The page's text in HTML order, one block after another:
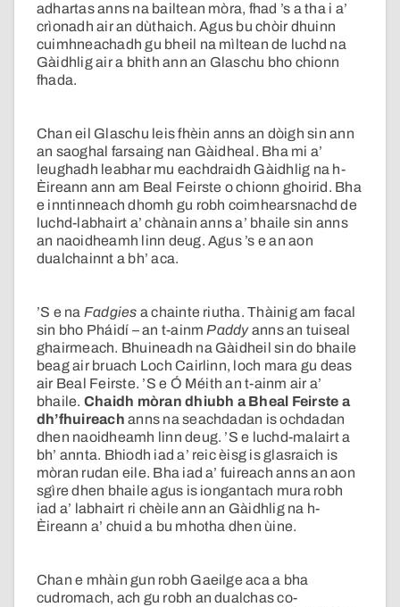
adhartas anns na bailtean mòra, fhad ’s a tha i a’
crìonadh air an dùthaich. Agus bu chòir dhuinn
cuimhneachadh gu bheil na mìltean de luchd na
Gàidhlig air a bhith ann an Glaschu bho chionn
fhada.
Chan eil Glaschu leis fhèin anns an dòigh sin ann
an saoghal farsaing nan Gàidheal. Bha mi a’
leughadh leabhar mu eachdraidh Gàidhlig na h-
Èireann ann am Beal Feirste o chionn ghoirid. Bha
e inntinneach dhomh gu robh coimhearsnachd de
luchd-labhairt a’ chànain anns a’ bhaile sin anns
an naoidheamh linn deug. Agus ’s e an aon
dualchainnt a bh’ aca.
’S e na Fadgies a chainte riutha. Thàinig am facal
sin bho Pháidí – an t-ainmPaddyanns an tuiseal
ghairmeach. Bhuineadh na Gàidheil sin do bhaile
beag air bruach Loch Cairlinn, loch mara gu deas
air Beal Feirste. ’S e Ó Méith an t-ainm air a’
bhaile. Chaidh mòran dhiubh a Bheal Feirste a
dh’fhuireach anns na seachdadan is ochdadan
dhen naoidheamh linn deug. ’S e luchd-malairt a
bh’ annta. Bhiodh iad a’ reic èisg is glasraich is
mòran rudan eile. Bha iad a’ fuireach anns an aon
sgìre dhen bhaile agus is iongantach mura robh
iad a’ labhairt ri chèile ann an Gàidhlig na h-
Èireann a’ chuid a bu mhotha dhen ùine.
Chan e mhàin gun robh Gaeilge aca a bha
cudromach, ach gu robh an dualchas co-